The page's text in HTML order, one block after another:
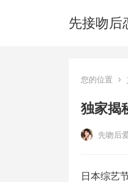
先接吻后
您的位置
独家揭
先吻后
日本综艺